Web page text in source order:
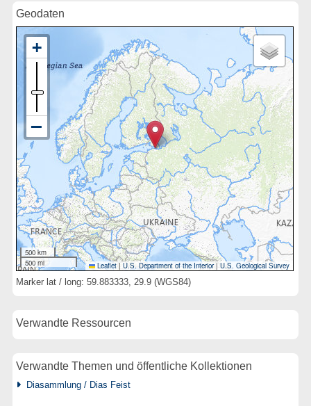
Geodaten
500 km
500 mi
Leaflet | U.S. Department of the Interior|U.S. Geological Survey
Marker lat / long: 59.883333, 29.9 (WGS84)
Verwandte Ressourcen
Verwandte Themen und öffentliche Kollektionen
Diasammlung / Dias Feist